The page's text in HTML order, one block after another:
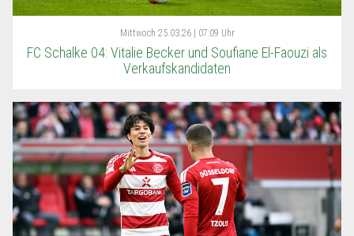
Mittwoch 25.03.26 | 07:09 Uhr
FC Schalke 04: Vitalie Becker und Soufiane El-Faouzi als
Verkaufskandidaten